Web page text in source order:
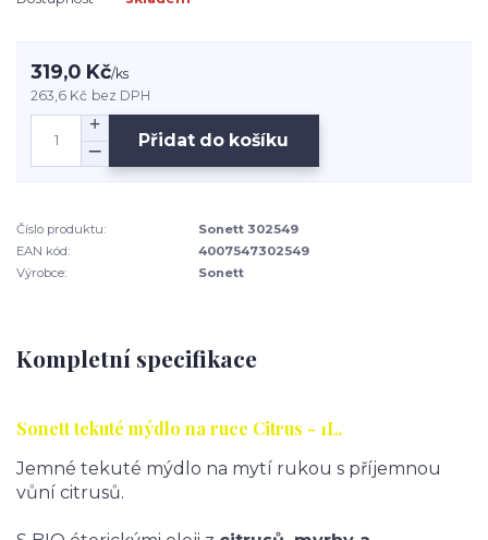
319,0 Kč/ks
263,6 Kč bez DPH
Přidat do košíku
Číslo produktu:
Sonett 302549
EAN kód:
4007547302549
Výrobce:
Sonett
Kompletní specifikace
Sonett tekuté mýdlo na ruce Citrus - 1L.
Jemné tekuté mýdlo na mytí rukou s příjemnou
vůní citrusů.